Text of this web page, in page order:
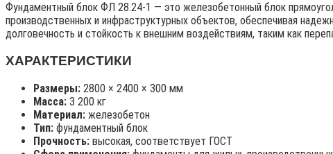
Фундаментный блок ФЛ 28.24-1 — это железобетонный блок
производственных и инфраструктурных объектов, обеспечивая
долговечность и стойкость к внешним воздействиям, таким как
ХАРАКТЕРИСТИКИ
Размеры: 2800 × 2400 × 300 мм
Масса: 3 200 кг
Материал: железобетон
Тип: фундаментный блок
Прочность: высокая, соответствует ГОСТ